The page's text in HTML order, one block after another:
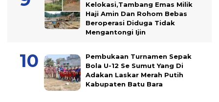
Kelokasi,Tambang Emas Milik
Haji Amin Dan Rohom Bebas
Beroperasi Diduga Tidak
Mengantongi Ijin
Pembukaan Turnamen Sepak
Bola U-12 Se Sumut Yang Di
Adakan Laskar Merah Putih
Kabupaten Batu Bara